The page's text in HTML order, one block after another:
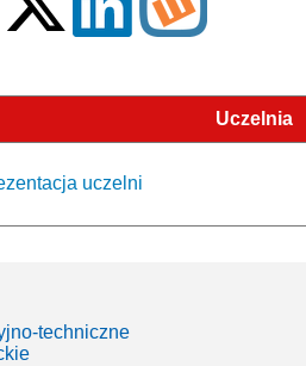
Uczelnia
uczelni
techniczne